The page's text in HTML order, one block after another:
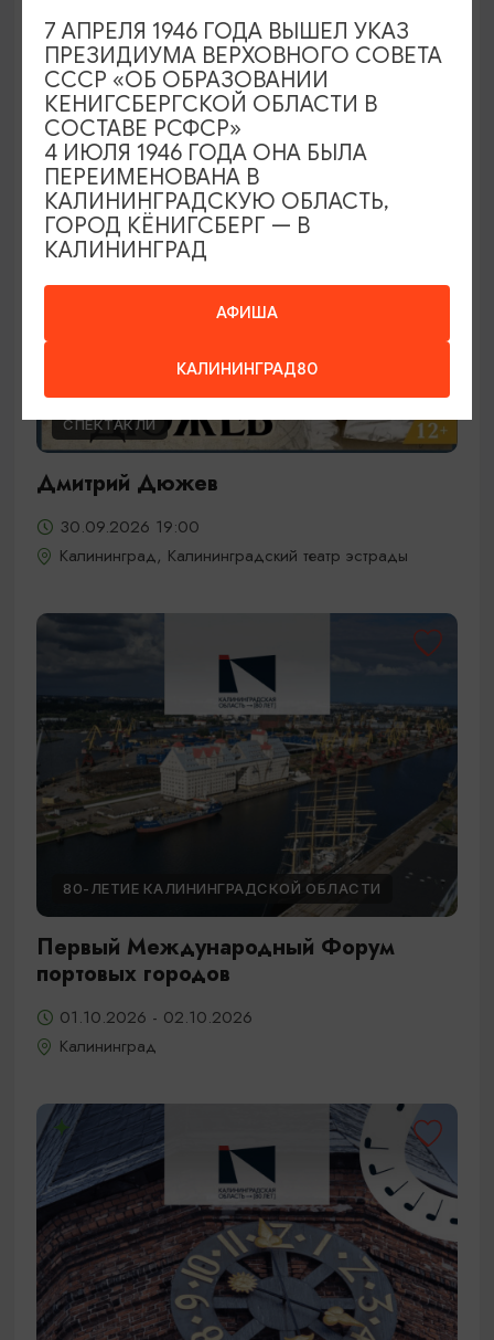
Ирландское шоу
29.09.2026 19:00
Калининград, Калининградский театр эстрады
ОТ 2000₽
СПЕКТАКЛИ
Дмитрий Дюжев
30.09.2026 19:00
Калининград, Калининградский театр эстрады
80-ЛЕТИЕ КАЛИНИНГРАДСКОЙ ОБЛАСТИ
Первый Международный Форум
портовых городов
01.10.2026 - 02.10.2026
Калининград
АФИША
КАЛИНИНГРАД80
7 АПРЕЛЯ 1946 ГОДА ВЫШЕЛ УКАЗ
ПРЕЗИДИУМА ВЕРХОВНОГО СОВЕТА
СССР «ОБ ОБРАЗОВАНИИ
КЕНИГСБЕРГСКОЙ ОБЛАСТИ В
СОСТАВЕ РСФСР»
4 ИЮЛЯ 1946 ГОДА ОНА БЫЛА
ПЕРЕИМЕНОВАНА В
КАЛИНИНГРАДСКУЮ ОБЛАСТЬ,
ГОРОД КЁНИГСБЕРГ — В
КАЛИНИНГРАД